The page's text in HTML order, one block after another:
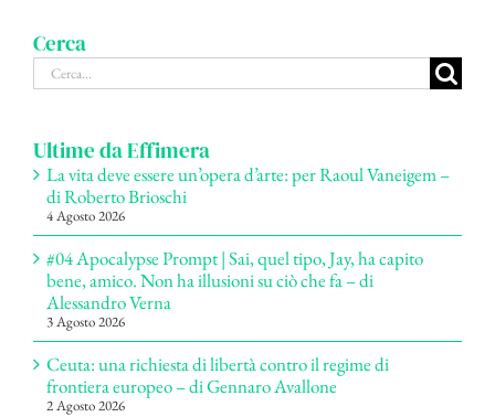
Cerca
Cerca
per:
Ultime da Effimera
La vita deve essere un’opera d’arte: per Raoul Vaneigem –
di Roberto Brioschi
4 Agosto 2026
#04 Apocalypse Prompt | Sai, quel tipo, Jay, ha capito
bene, amico. Non ha illusioni su ciò che fa – di
Alessandro Verna
3 Agosto 2026
Ceuta: una richiesta di libertà contro il regime di
frontiera europeo – di Gennaro Avallone
2 Agosto 2026